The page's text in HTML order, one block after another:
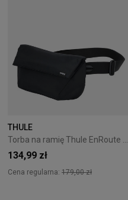
THULE
134,99 zł
Cena regularna: 179,00 zł